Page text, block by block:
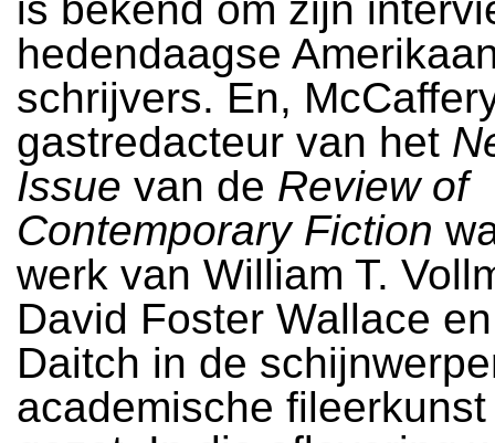
hedendaagse
schrijvers. En,
gastredacteur van het
Issue van de Review of
Contemporary Fiction
werk van William T.
David Foster Wallace
Daitch in de
academische